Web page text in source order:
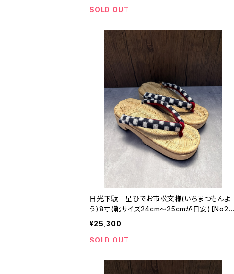
SOLD OUT
日光下駄 星ひでお市松文様(いちまつもんよ
う)8寸(靴サイズ24cm〜25cmが目安)【No20
9】
¥25,300
SOLD OUT